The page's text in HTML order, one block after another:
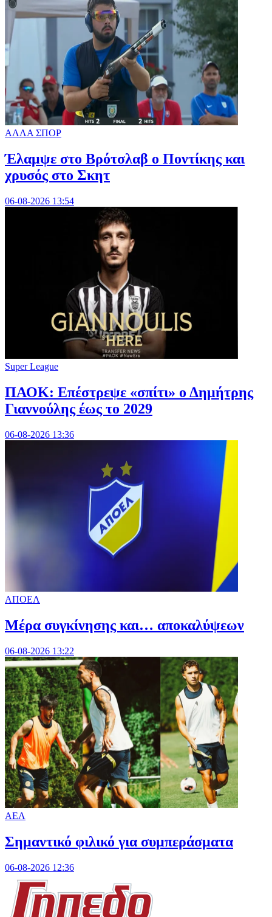
ΑΛΛΑ ΣΠΟΡ
Έλαμψε στο Βρότσλαβ ο Ποντίκης και
χρυσός στο Σκητ
06-08-2026 13:54
Super League
ΠΑΟΚ: Επέστρεψε «σπίτι» ο Δημήτρης
Γιαννούλης έως το 2029
06-08-2026 13:36
ΑΠΟΕΛ
Mέρα συγκίνησης και… αποκαλύψεων
06-08-2026 13:22
ΑΕΛ
Σημαντικό φιλικό για συμπεράσματα
06-08-2026 12:36